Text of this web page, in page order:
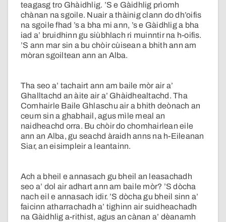
teagasg tro Ghàidhlig. ’S e Gàidhlig prìomh
chànan na sgoile. Nuair a thàinig clann do dh’oifis
na sgoile fhad ’s a bha mi ann, ’s e Gàidhlig a bha
iad a’ bruidhinn gu siùbhlach ri muinntir na h-oifis.
’S ann mar sin a bu chòir cùisean a bhith ann am
mòran sgoiltean ann an Alba.
Tha seo a’ tachairt ann am baile mòr air a’
Ghalltachd an àite air a’ Ghàidhealtachd. Tha
Comhairle Baile Ghlaschu air a bhith deònach an
ceum sin a ghabhail, agus mìle meal an
naidheachd orra. Bu chòir do chomhairlean eile
ann an Alba, gu seachd àraidh anns na h-Eileanan
Siar, an eisimpleir a leantainn.
Ach a bheil e annasach gu bheil an leasachadh
seo a’ dol air adhart ann am baile mòr? ’S dòcha
nach eil e annasach idir. ’S dòcha gu bheil sinn a’
faicinn atharrachadh a’ tighinn air suidheachadh
na Gàidhlig a-rithist, agus an cànan a’ dèanamh